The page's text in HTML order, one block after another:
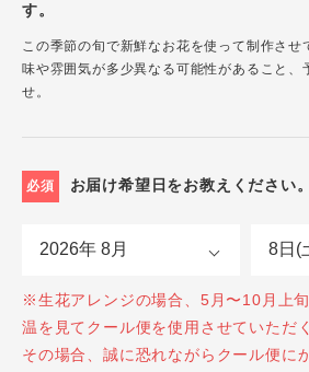
す。
この季節の旬で新鮮なお花を使って制作させ
味や雰囲気が多少異なる可能性があること、
せ。
必須 お届け希望日をお教えください。
※生花アレンジの場合、5月〜10月上
温を見てクール便を使用させていただ
その場合、誠に恐れながらクール便に